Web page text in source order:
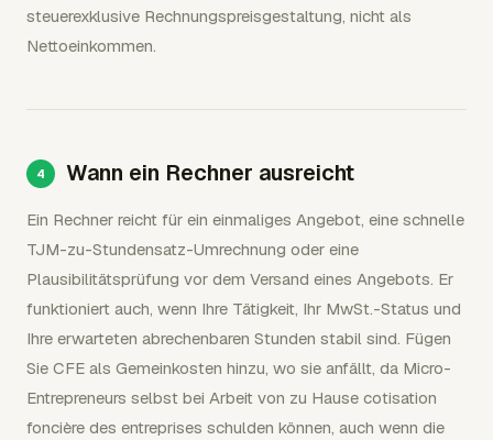
steuerexklusive Rechnungspreisgestaltung, nicht als
Nettoeinkommen.
Wann ein Rechner ausreicht
Ein Rechner reicht für ein einmaliges Angebot, eine schnelle
TJM-zu-Stundensatz-Umrechnung oder eine
Plausibilitätsprüfung vor dem Versand eines Angebots. Er
funktioniert auch, wenn Ihre Tätigkeit, Ihr MwSt.-Status und
Ihre erwarteten abrechenbaren Stunden stabil sind. Fügen
Sie CFE als Gemeinkosten hinzu, wo sie anfällt, da Micro-
Entrepreneurs selbst bei Arbeit von zu Hause cotisation
foncière des entreprises schulden können, auch wenn die